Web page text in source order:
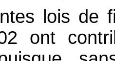
lois de
ont